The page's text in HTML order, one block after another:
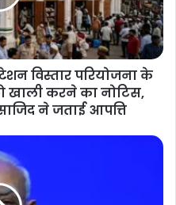
विस्तार परियोजना के
खाली करने का नोटिस,
ने जताई आपत्ति